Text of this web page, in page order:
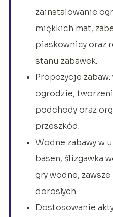
zainstalowanie
miękkich mat,
piaskownicy oraz
stanu zabawek.
Propozycje
ogrodzie,
podchody oraz
przeszkód.
Wodne zabawy w
basen, ślizgawka
gry wodne,
dorosłych.
Dostosowanie